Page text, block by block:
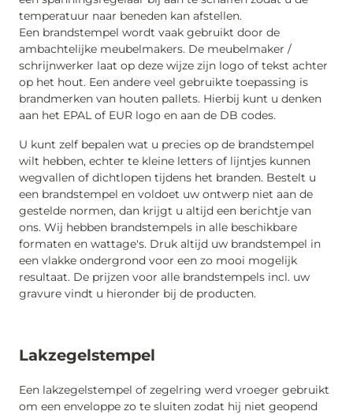
temperatuur naar beneden kan afstellen.
Een brandstempel wordt vaak gebruikt door de
ambachtelijke meubelmakers. De meubelmaker /
schrijnwerker laat op deze wijze zijn logo of tekst achter
op het hout. Een andere veel gebruikte toepassing is
brandmerken van houten pallets. Hierbij kunt u denken
aan het EPAL of EUR logo en aan de DB codes.
U kunt zelf bepalen wat u precies op de brandstempel
wilt hebben, echter te kleine letters of lijntjes kunnen
wegvallen of dichtlopen tijdens het branden. Bestelt u
een brandstempel en voldoet uw ontwerp niet aan de
gestelde normen, dan krijgt u altijd een berichtje van
ons. Wij hebben brandstempels in alle beschikbare
formaten en wattage's. Druk altijd uw brandstempel in
een vlakke ondergrond voor een zo mooi mogelijk
resultaat. De prijzen voor alle brandstempels incl. uw
gravure vindt u hieronder bij de producten.
Lakzegelstempel
Een lakzegelstempel of zegelring werd vroeger gebruikt
om een enveloppe zo te sluiten zodat hij niet geopend